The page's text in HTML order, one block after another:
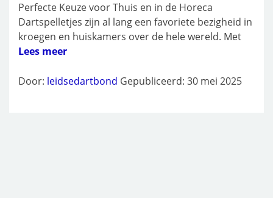
Perfecte Keuze voor Thuis en in de Horeca
Dartspelletjes zijn al lang een favoriete bezigheid in
kroegen en huiskamers over de hele wereld. Met
Lees meer
Door: leidsedartbond Gepubliceerd: 30 mei 2025